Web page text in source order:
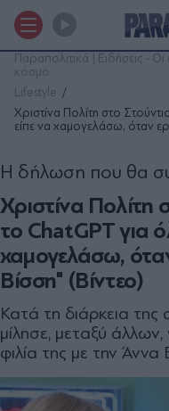
Παραπολιτικά | Ειδήσεις -
κόσμο
Lifestyle
Χριστίνα Πολίτη στο
είπε να χαμογελάσω, όταν
Χριστίνα
το ChatGPT για
χαμογελάσω,
Βίσση" (Βίντεο)
Η δήλωση που θα
Κατά τη διάρκεια της
μίλησε, μεταξύ
φιλία της με την Άννα